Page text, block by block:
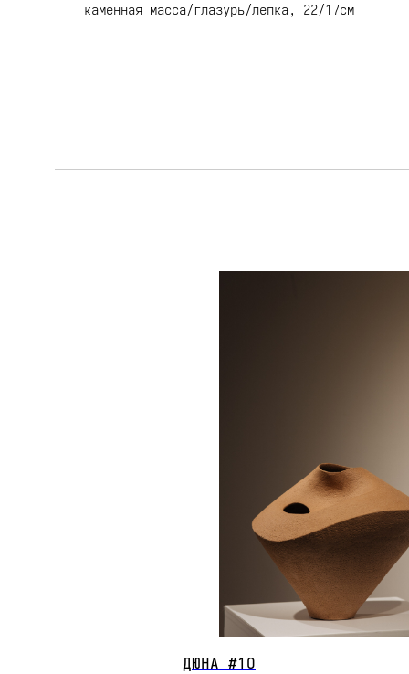
каменная масса/глазурь/лепка, 22/17см
ДЮНА #1О